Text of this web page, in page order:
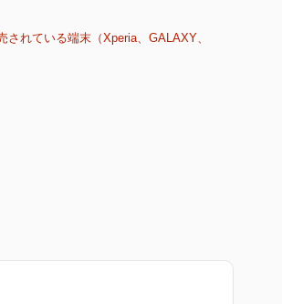
れている端末（Xperia、GALAXY、